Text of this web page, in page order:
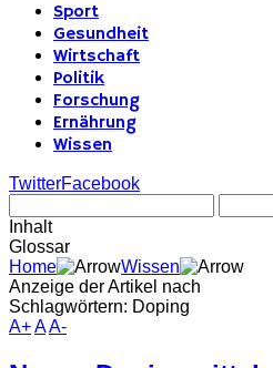
Sport
Gesundheit
Wirtschaft
Politik
Forschung
Ernährung
Wissen
TwitterFacebook
Inhalt
Glossar
Home
Wissen
Anzeige der Artikel nach
Schlagwörtern: Doping
A+AA-